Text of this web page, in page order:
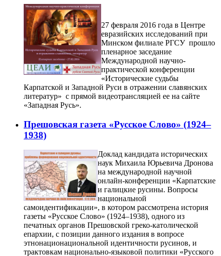
27 февраля 2016 года в Центре
евразийских исследований при
Минском филиале РГСУ прошло
пленарное заседание
Международной научно-
практической конференции
«Исторические судьбы
Карпатской и Западной Руси в отражении славянских
литератур» с прямой видеотрансляцией ее на сайте
«Западная Русь».
Прешовская газета «Русское Слово» (1924–
1938)
Доклад кандидата исторических
наук Михаила Юрьевича Дронова
на международной научной
онлайн-конференции «Карпатские
и галицкие русины. Вопросы
национальной
самоидентификации», в котором рассмотрена история
газеты «Русское Слово» (1924–1938), одного из
печатных органов Прешовской греко-католической
епархии, с позиции данного издания в вопросе
этнонационациональной идентичности русинов, и
трактовкам национально-языковой политики «Русского